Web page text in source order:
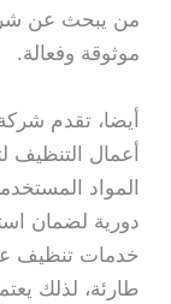
من يبحث عن
موثوقة وفعالة.
أيضا، تقدم
أعمال
المواد
دورية لضمان
خدمات تنظيف
طارئة، لذلك